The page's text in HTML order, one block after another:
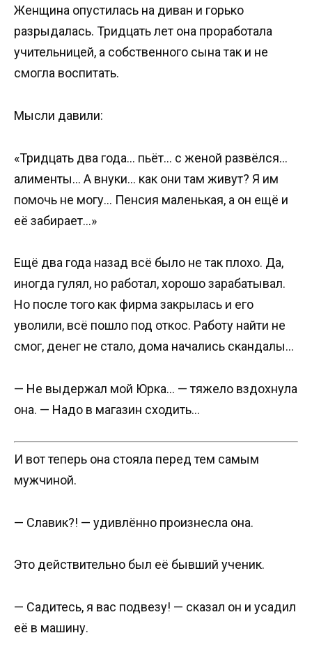
Женщина опустилась на диван и горько
разрыдалась. Тридцать лет она проработала
учительницей, а собственного сына так и не
смогла воспитать.
Мысли давили:
«Тридцать два года… пьёт… с женой развёлся…
алименты… А внуки… как они там живут? Я им
помочь не могу… Пенсия маленькая, а он ещё и
её забирает…»
Ещё два года назад всё было не так плохо. Да,
иногда гулял, но работал, хорошо зарабатывал.
Но после того как фирма закрылась и его
уволили, всё пошло под откос. Работу найти не
смог, денег не стало, дома начались скандалы…
— Не выдержал мой Юрка… — тяжело вздохнула
она. — Надо в магазин сходить…
И вот теперь она стояла перед тем самым
мужчиной.
— Славик?! — удивлённо произнесла она.
Это действительно был её бывший ученик.
— Садитесь, я вас подвезу! — сказал он и усадил
её в машину.